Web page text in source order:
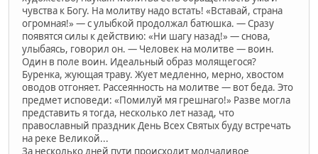
чувства к Богу. На молитву надо встать! «Вставай, страна
огромная!» — с улыбкой продолжал батюшка. — Сразу
появятся силы к действию: «Ни шагу назад!» — снова,
улыбаясь, говорил он. — Человек на молитве — воин.
Один в поле воин. Идеальный образ молящегося?
Буренка, жующая траву. Жует медленно, мерно, хвостом
оводов отгоняет. Рассеянность на молитве — вот беда. Это
предмет исповеди: «Помилуй мя грешнаго!» Разве могла
представить я тогда, несколько лет назад, что
православный праздник День Всех Святых буду встречать
на реке Великой...